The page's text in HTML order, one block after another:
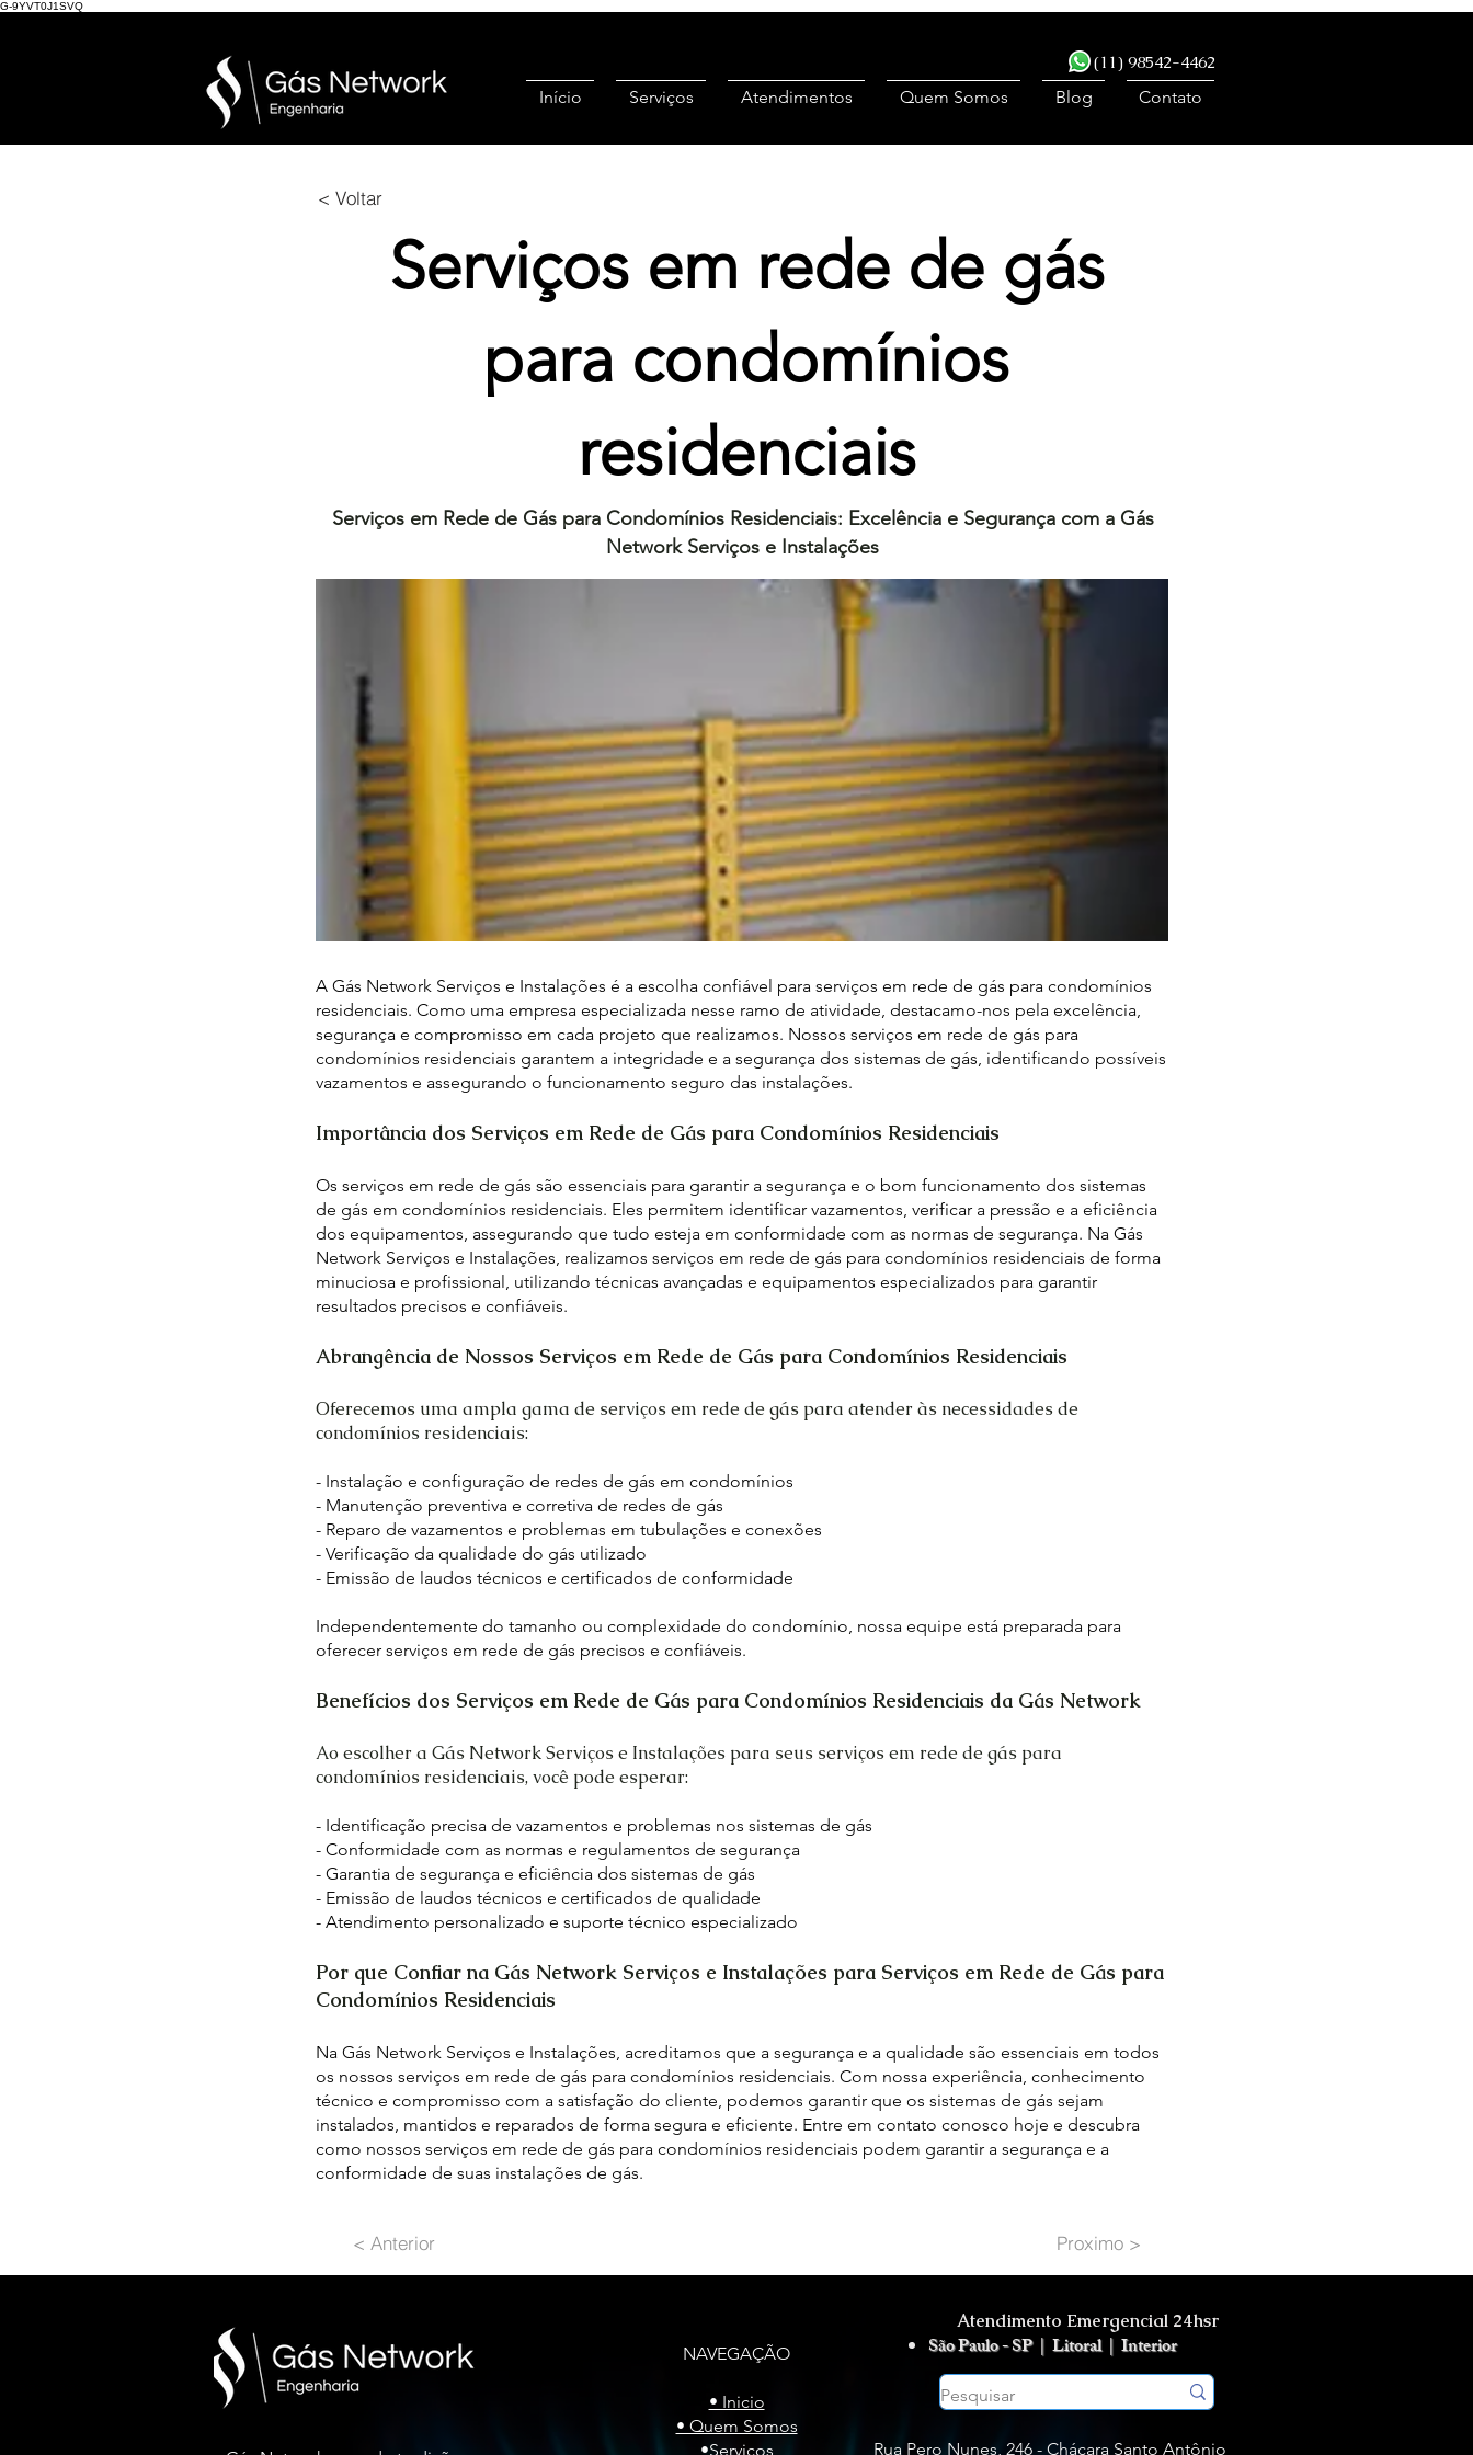
G-9YVT0J1SVQ
(11) 98542-4462
Início
Serviços Atendimentos Quem Somos Blog Contato
< Voltar
Serviços em rede de gás
para condomínios
residenciais
Serviços em Rede de Gás para Condomínios Residenciais: Excelência e Segurança com a Gás
Network Serviços e Instalações
A Gás Network Serviços e Instalações é a escolha confiável para serviços em rede de gás para condomínios
residenciais. Como uma empresa especializada nesse ramo de atividade, destacamo-nos pela excelência,
segurança e compromisso em cada projeto que realizamos. Nossos serviços em rede de gás para
condomínios residenciais garantem a integridade e a segurança dos sistemas de gás, identificando possíveis
vazamentos e assegurando o funcionamento seguro das instalações.
Importância dos Serviços em Rede de Gás para Condomínios Residenciais
Os serviços em rede de gás são essenciais para garantir a segurança e o bom funcionamento dos sistemas
de gás em condomínios residenciais. Eles permitem identificar vazamentos, verificar a pressão e a eficiência
dos equipamentos, assegurando que tudo esteja em conformidade com as normas de segurança. Na Gás
Network Serviços e Instalações, realizamos serviços em rede de gás para condomínios residenciais de forma
minuciosa e profissional, utilizando técnicas avançadas e equipamentos especializados para garantir
resultados precisos e confiáveis.
Abrangência de Nossos Serviços em Rede de Gás para Condomínios Residenciais
Oferecemos uma ampla gama de serviços em rede de gás para atender às necessidades de
condomínios residenciais:
- Instalação e configuração de redes de gás em condomínios
- Manutenção preventiva e corretiva de redes de gás
- Reparo de vazamentos e problemas em tubulações e conexões
- Verificação da qualidade do gás utilizado
- Emissão de laudos técnicos e certificados de conformidade
Independentemente do tamanho ou complexidade do condomínio, nossa equipe está preparada para
oferecer serviços em rede de gás precisos e confiáveis.
Benefícios dos Serviços em Rede de Gás para Condomínios Residenciais da Gás Network
Ao escolher a Gás Network Serviços e Instalações para seus serviços em rede de gás para
condomínios residenciais, você pode esperar:
- Identificação precisa de vazamentos e problemas nos sistemas de gás
- Conformidade com as normas e regulamentos de segurança
- Garantia de segurança e eficiência dos sistemas de gás
- Emissão de laudos técnicos e certificados de qualidade
- Atendimento personalizado e suporte técnico especializado
Por que Confiar na Gás Network Serviços e Instalações para Serviços em Rede de Gás para
Condomínios Residenciais
Na Gás Network Serviços e Instalações, acreditamos que a segurança e a qualidade são essenciais em todos
os nossos serviços em rede de gás para condomínios residenciais. Com nossa experiência, conhecimento
técnico e compromisso com a satisfação do cliente, podemos garantir que os sistemas de gás sejam
instalados, mantidos e reparados de forma segura e eficiente. Entre em contato conosco hoje e descubra
como nossos serviços em rede de gás para condomínios residenciais podem garantir a segurança e a
conformidade de suas instalações de gás.
< Anterior Proximo >
NAVEGAÇÃO
• Inicio
• Quem Somos
•Serviços
Atendimento Emergencial 24hsr
São Paulo - SP | Litoral | Interior
Rua Pero Nunes, 246 - Chácara Santo Antônio